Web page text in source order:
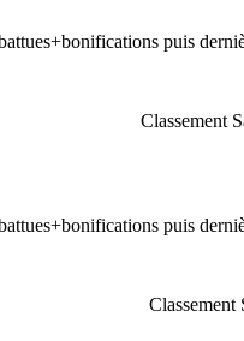
puis
Classement
puis
Classement